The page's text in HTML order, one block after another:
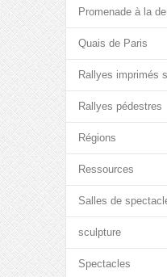
Promenade à la
Quais de Paris
Rallyes imprimés
Rallyes pédestres
Régions
Ressources
Salles de
sculpture
Spectacles